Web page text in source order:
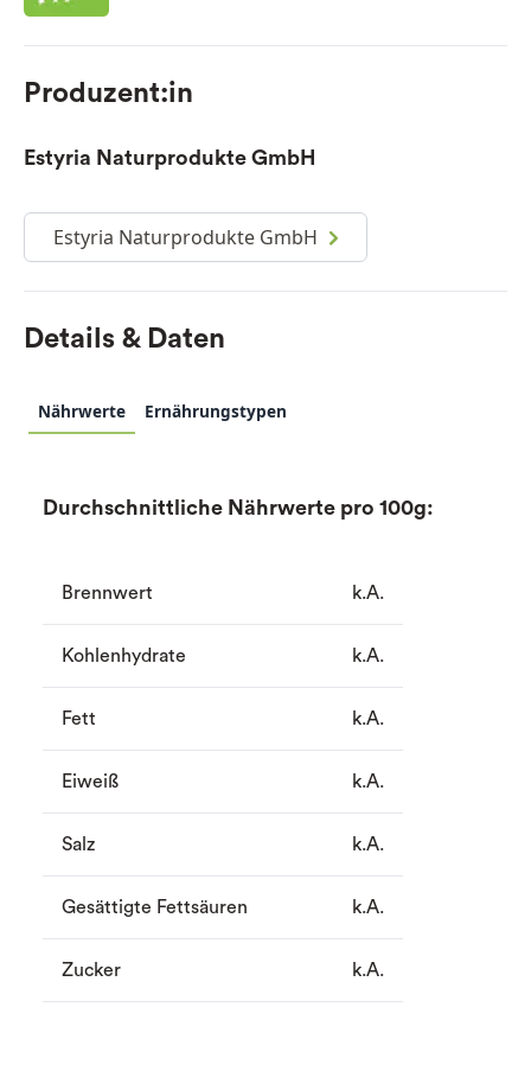
Produzent:in
Estyria Naturprodukte GmbH
Estyria Naturprodukte GmbH
Details & Daten
Nährwerte Ernährungstypen
Durchschnittliche Nährwerte pro 100g:
Brennwert k.A.
Kohlenhydrate k.A.
Fett k.A.
Eiweiß k.A.
Salz k.A.
Gesättigte Fettsäuren k.A.
Zucker k.A.